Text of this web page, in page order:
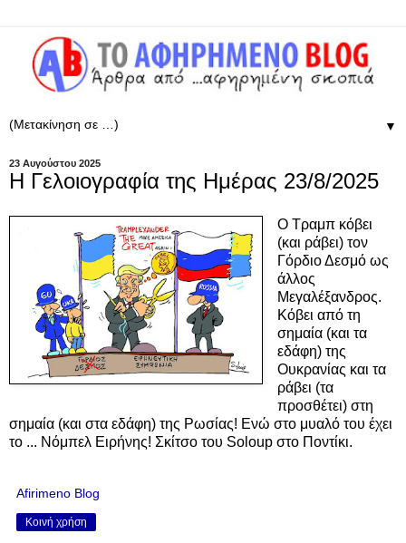
▼
23 Αυγούστου 2025
Η Γελοιογραφία της Ημέρας 23/8/2025
Ο Τραμπ κόβει
(και ράβει) τον
Γόρδιο Δεσμό ως
άλλος
Μεγαλέξανδρος.
Κόβει από τη
σημαία (και τα
εδάφη) της
Ουκρανίας και τα
ράβει (τα
προσθέτει) στη
σημαία (και στα εδάφη) της Ρωσίας! Ενώ στο μυαλό του έχει
το ... Νόμπελ Ειρήνης! Σκίτσο του Soloup στο Ποντίκι.
Afirimeno Blog
Κοινή χρήση